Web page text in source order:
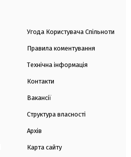
Угода Користувача Спільноти
Правила коментування
Технічна інформація
Контакти
Вакансії
Структура власності
Архів
Карта сайту